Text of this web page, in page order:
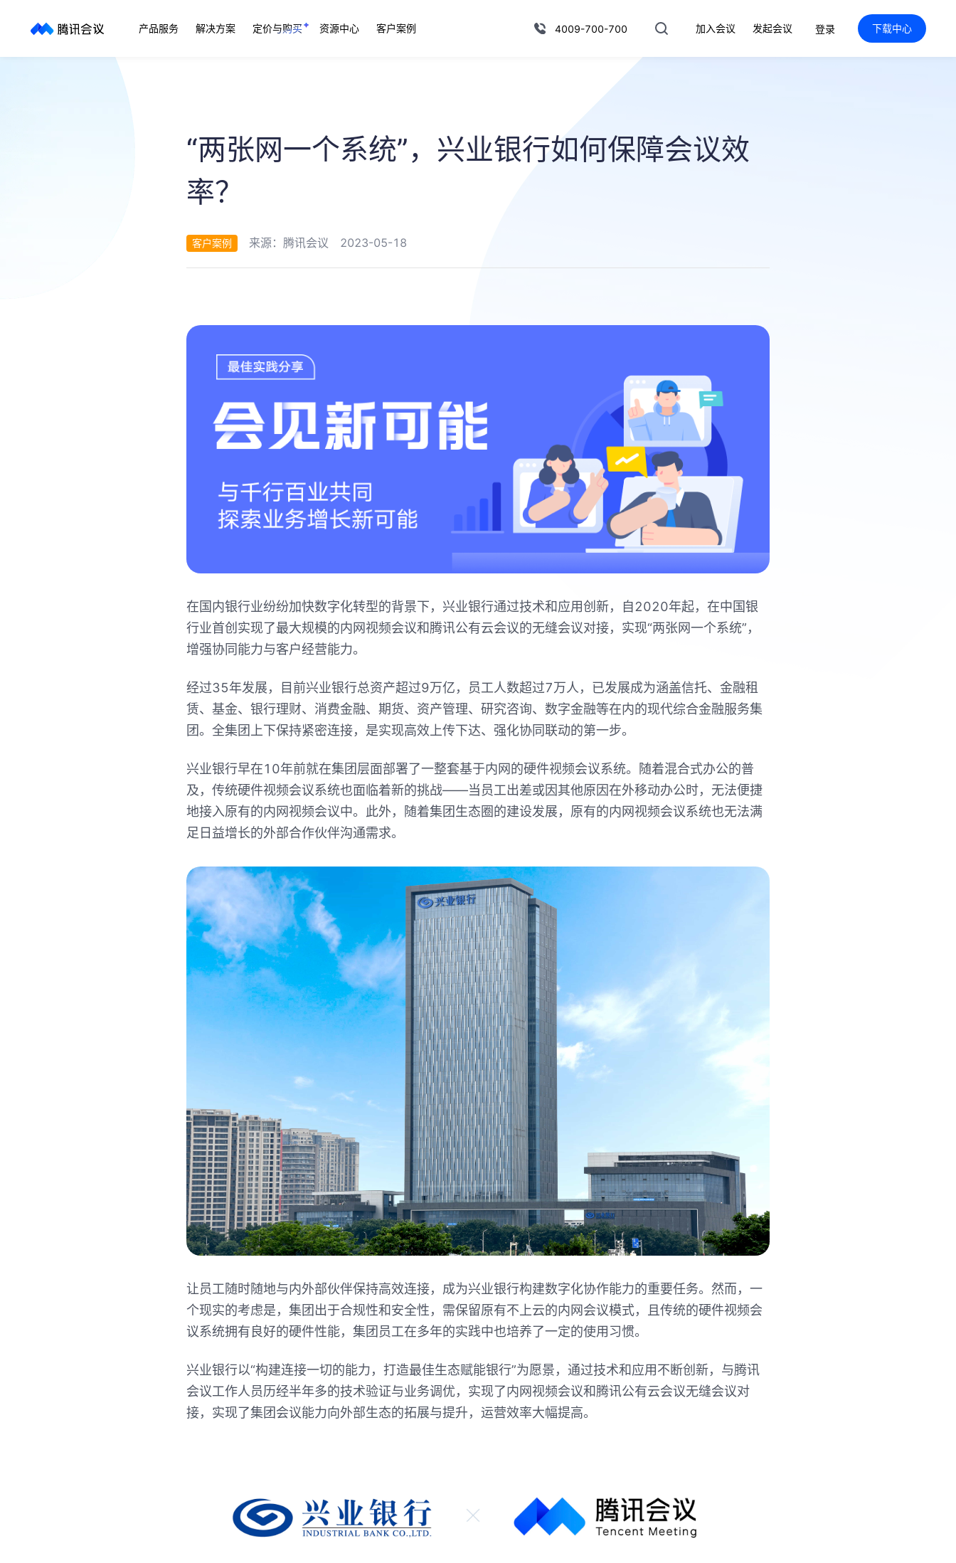
产品服务 解决方案 定价与购买 资源中心 客户案例 4009-700-700 加入会议 发起会议 登录 下载中心
“两张网一个系统”，兴业银行如何保障会议效
率？
客户案例 来源： 腾讯会议 2023-05-18
在国内银行业纷纷加快数字化转型的背景下，兴业银行通过技术和应用创新，自2020年起，在中国银
行业首创实现了最大规模的内网视频会议和腾讯公有云会议的无缝会议对接，实现“两张网一个系统”，
增强协同能力与客户经营能力。
经过35年发展，目前兴业银行总资产超过9万亿，员工人数超过7万人，已发展成为涵盖信托、金融租
赁、基金、银行理财、消费金融、期货、资产管理、研究咨询、数字金融等在内的现代综合金融服务集
团。全集团上下保持紧密连接，是实现高效上传下达、强化协同联动的第一步。
兴业银行早在10年前就在集团层面部署了一整套基于内网的硬件视频会议系统。随着混合式办公的普
及，传统硬件视频会议系统也面临着新的挑战——当员工出差或因其他原因在外移动办公时，无法便捷
地接入原有的内网视频会议中。此外，随着集团生态圈的建设发展，原有的内网视频会议系统也无法满
足日益增长的外部合作伙伴沟通需求。
让员工随时随地与内外部伙伴保持高效连接，成为兴业银行构建数字化协作能力的重要任务。然而，一
个现实的考虑是，集团出于合规性和安全性，需保留原有不上云的内网会议模式，且传统的硬件视频会
议系统拥有良好的硬件性能，集团员工在多年的实践中也培养了一定的使用习惯。
兴业银行以“构建连接一切的能力，打造最佳生态赋能银行”为愿景，通过技术和应用不断创新，与腾讯
会议工作人员历经半年多的技术验证与业务调优，实现了内网视频会议和腾讯公有云会议无缝会议对
接，实现了集团会议能力向外部生态的拓展与提升，运营效率大幅提高。